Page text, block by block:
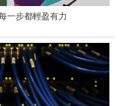
一步都輕盈有力